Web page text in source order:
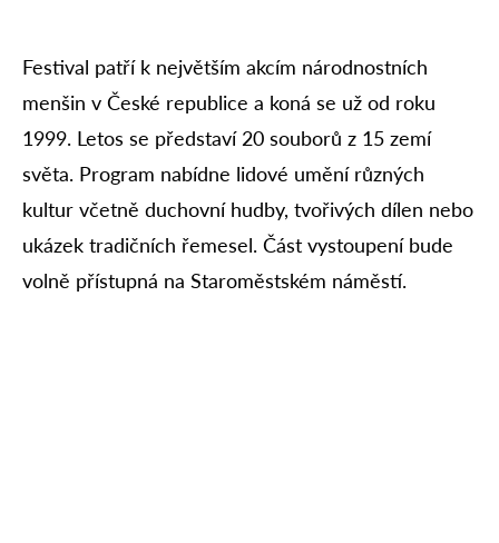
Festival patří k největším akcím národnostních
menšin v České republice a koná se už od roku
1999. Letos se představí 20 souborů z 15 zemí
světa. Program nabídne lidové umění různých
kultur včetně duchovní hudby, tvořivých dílen nebo
ukázek tradičních řemesel. Část vystoupení bude
volně přístupná na Staroměstském náměstí.